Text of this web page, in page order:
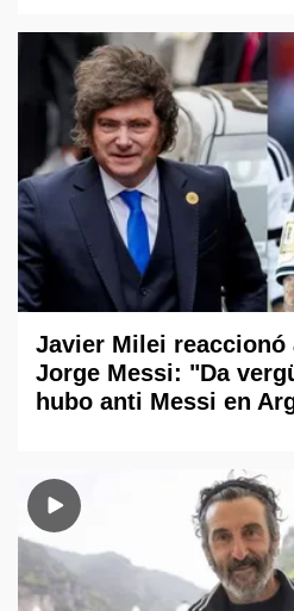
Javier Milei reaccionó
Jorge Messi: "Da
hubo anti Messi en